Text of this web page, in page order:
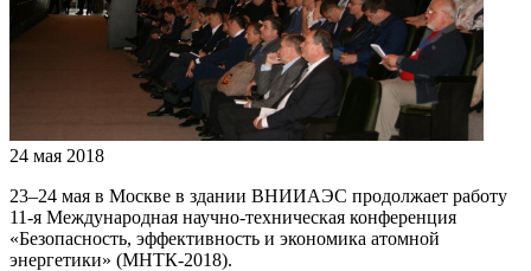
24 мая 2018
23–24 мая в Москве в здании ВНИИАЭС продолжает работу
11-я Международная научно-техническая конференция
«Безопасность, эффективность и экономика атомной
энергетики» (МНТК-2018).